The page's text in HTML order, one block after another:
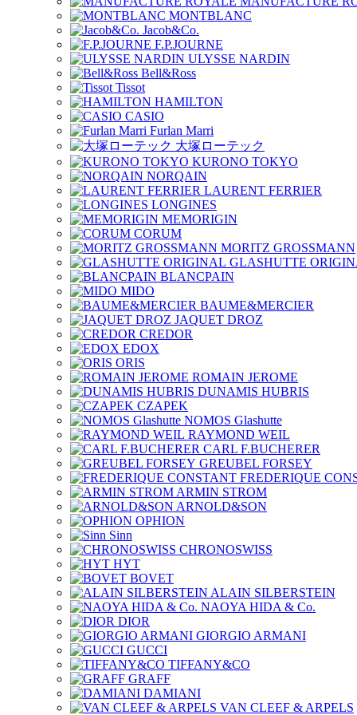
MONTBLANC
Jacob&Co.
F.P.JOURNE
ULYSSE NARDIN
Bell&Ross
Tissot
HAMILTON
CASIO
Furlan Marri
大塚ローテック
KURONO TOKYO
NORQAIN
LAURENT FERRIER
LONGINES
MEMORIGIN
CORUM
MORITZ GROSSMANN
GLASHUTTE
BLANCPAIN
MIDO
BAUME&MERCIER
JAQUET DROZ
CREDOR
EDOX
ORIS
ROMAIN JEROME
DUNAMIS HUBRIS
CZAPEK
NOMOS Glashutte
RAYMOND WEIL
CARL F.BUCHERER
GREUBEL FORSEY
FREDERIQUE
ARMIN STROM
ARNOLD&SON
OPHION
Sinn
CHRONOSWISS
HYT
BOVET
ALAIN SILBERSTEIN
NAOYA HIDA & Co.
DIOR
GIORGIO ARMANI
GUCCI
TIFFANY&CO
GRAFF
DAMIANI
VAN CLEEF & ARPELS